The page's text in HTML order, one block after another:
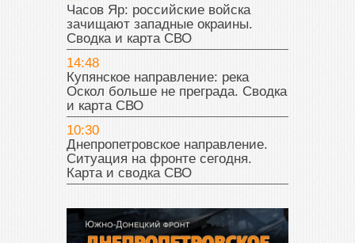
Часов Яр: российские войска
зачищают западные окраины.
Сводка и карта СВО
14:48
Купянское направление: река
Оскол больше не преграда. Сводка
и карта СВО
10:30
Днепропетровское направление.
Ситуация на фронте сегодня.
Карта и сводка СВО